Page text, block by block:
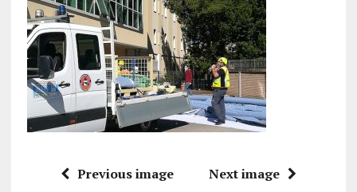
Previous image Next image